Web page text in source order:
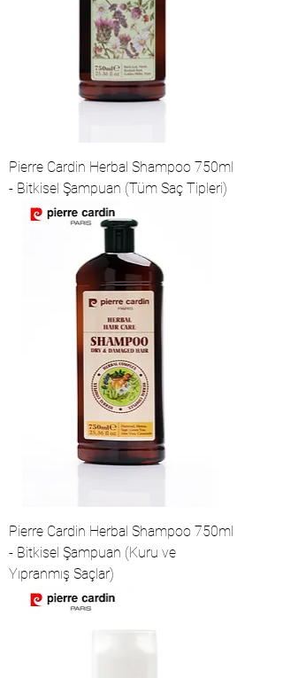
Pierre Cardin Herbal Shampoo 750ml
- Bitkisel Şampuan (Tüm Saç Tipleri)
Pierre Cardin Herbal Shampoo 750ml
- Bitkisel Şampuan (Kuru ve
Yıpranmış Saçlar)